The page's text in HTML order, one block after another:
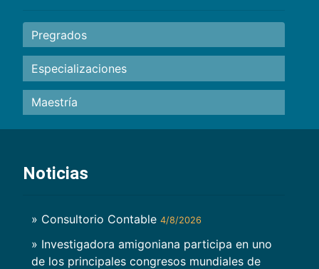
Pregrados
Especializaciones
Maestría
Noticias
» Consultorio Contable 4/8/2026
» Investigadora amigoniana participa en uno
de los principales congresos mundiales de